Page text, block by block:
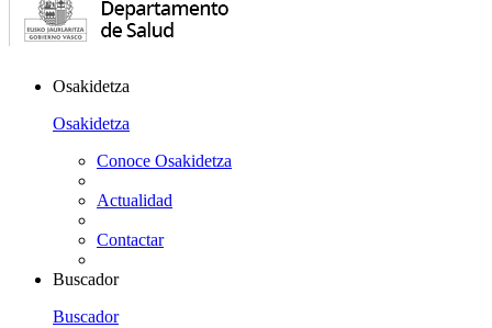
Osakidetza
Osakidetza
Conoce Osakidetza
Actualidad
Contactar
Buscador
Buscador